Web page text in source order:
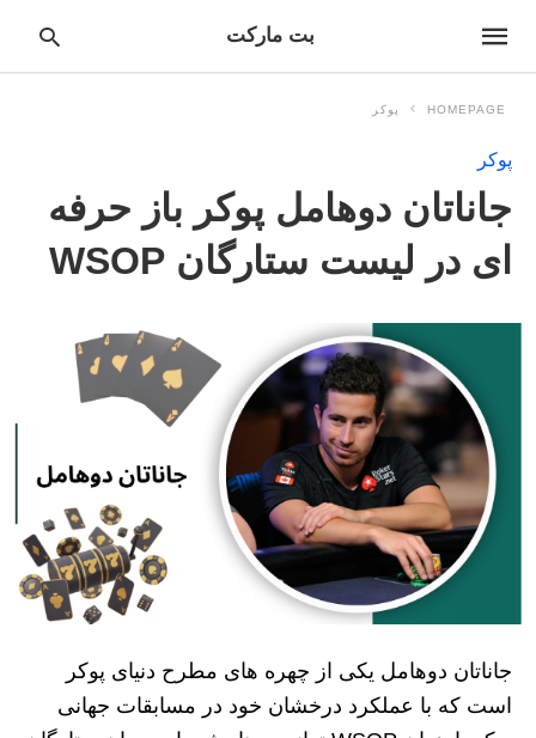
بت مارکت
HOMEPAGE پوکر
پوکر
جاناتان دوهامل پوکر باز حرفه
ای در لیست ستارگان WSOP
جاناتان دوهامل یکی از چهره های مطرح دنیای پوکر
است که با عملکرد درخشان خود در مسابقات جهانی